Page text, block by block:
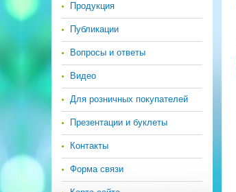
Продукция
Публикации
Вопросы и ответы
Видео
Для розничных покупателей
Презентации и буклеты
Контакты
Форма связи